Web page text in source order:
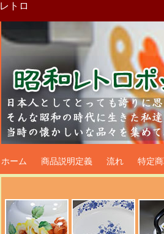
レトロ
昭和レトロポッ
ホーム 商品説明定義 流れ 特定